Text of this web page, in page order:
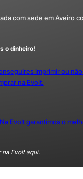
com sede em Aveiro
o dinheiro!
imprimir ou
na Evolt.
Na Evolt garantimos o
na Evolt aqui.